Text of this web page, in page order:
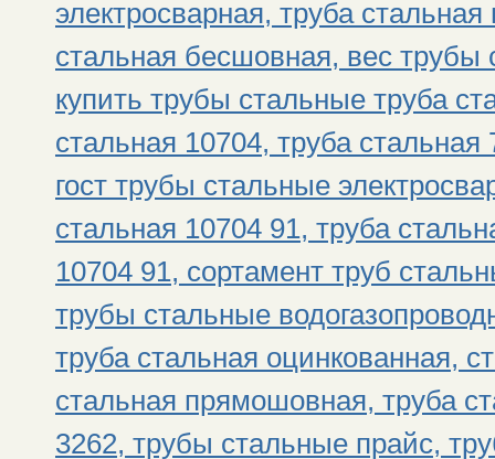
электросварная, труба
стальная бесшовная, вес
купить трубы стальные труба
стальная 10704, труба
гост трубы стальные
стальная 10704 91, труба
10704 91, сортамент труб
трубы стальные
труба стальная оцинкованная,
стальная прямошовная, труба
3262, трубы стальные прайс,